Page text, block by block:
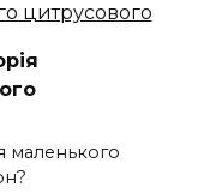
маленького